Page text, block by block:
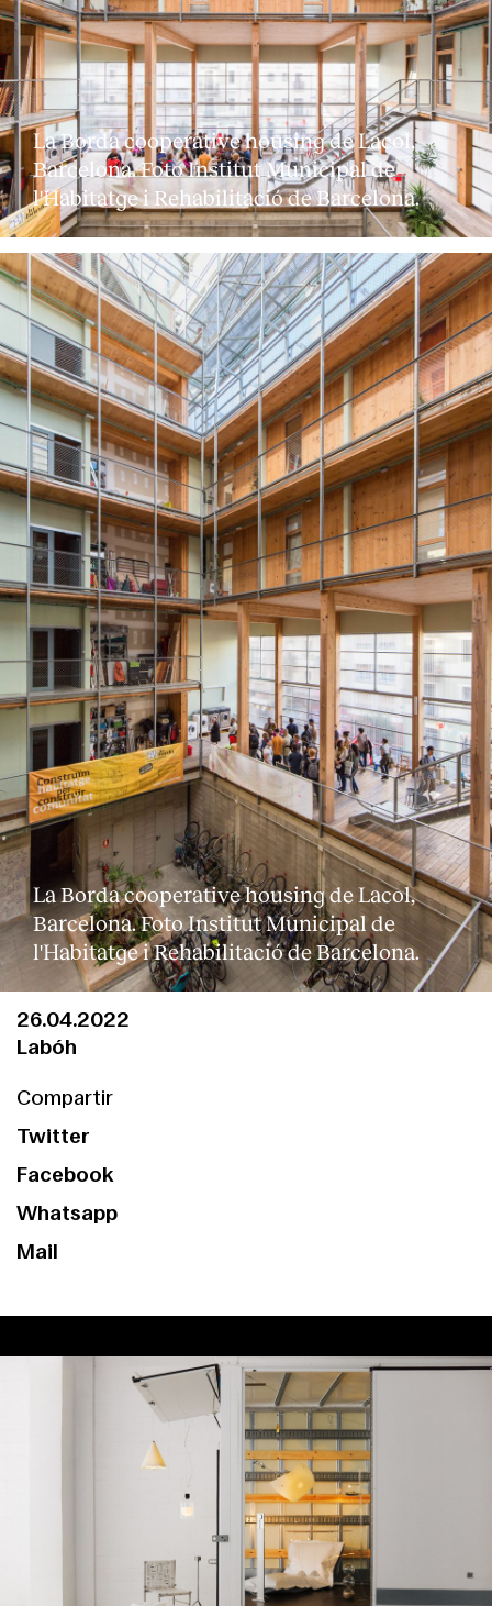
Clientes
La Borda cooperative housing de Lacol,
Barcelona. Foto Institut Municipal de
l'Habitatge i Rehabilitació de Barcelona.
La Borda cooperative housing de Lacol,
Barcelona. Foto Institut Municipal de
l'Habitatge i Rehabilitació de Barcelona.
26.04.2022
Labóh
Compartir
Twitter
Facebook
Whatsapp
Mail